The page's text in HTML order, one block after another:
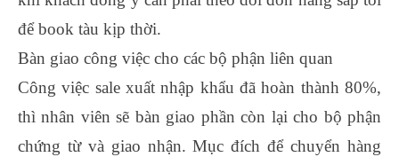
để book tàu kịp thời.
Bàn giao công việc cho các bộ phận liên quan
Công việc sale xuất nhập khẩu đã hoàn thành 80%,
thì nhân viên sẽ bàn giao phần còn lại cho bộ phận
chứng từ và giao nhận. Mục đích để chuyển hàng